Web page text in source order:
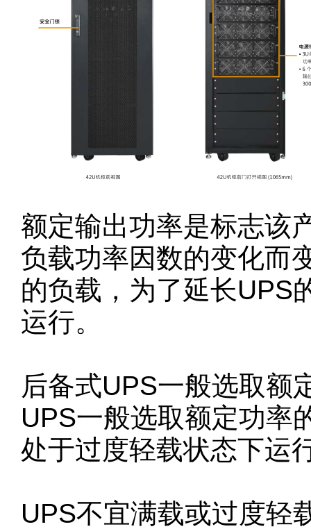
额定输出功率是标志该
负载功率因数的变化而
的负载，为了延长UPS
运行。
后备式UPS一般选取
UPS一般选取额定功
处于过度轻载状态下运
UPS不宜满载或过度轻